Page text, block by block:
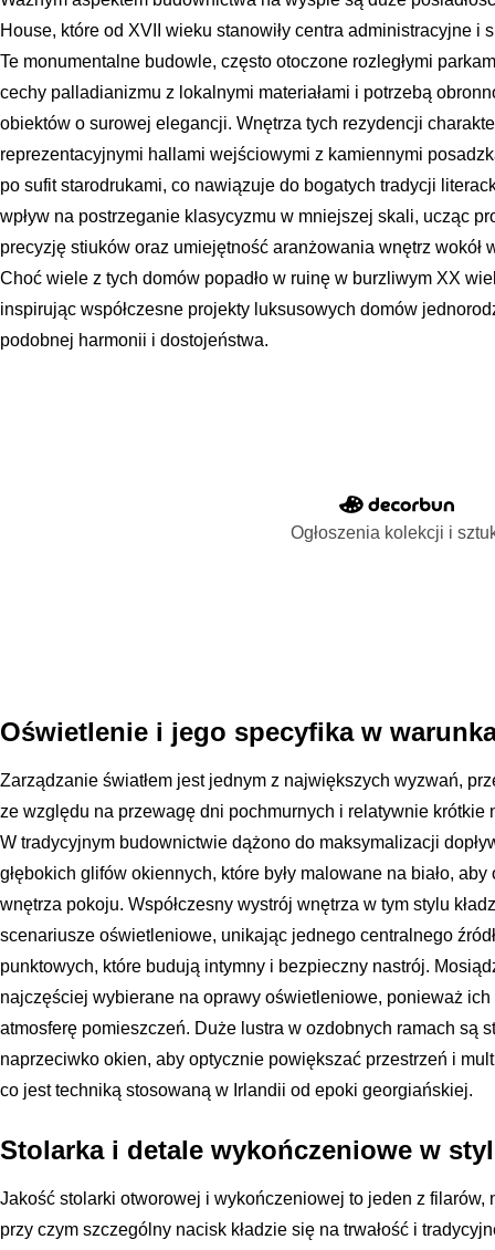
House, które od XVII wieku stanowiły centra administracyjne i
Te monumentalne budowle, często otoczone rozległymi
cechy palladianizmu z lokalnymi materiałami i potrzebą
obiektów o surowej elegancji. Wnętrza tych rezydencji
reprezentacyjnymi hallami wejściowymi z kamiennymi
po sufit starodrukami, co nawiązuje do bogatych tradycji
wpływ na postrzeganie klasycyzmu w mniejszej skali, ucząc
precyzję stiuków oraz umiejętność aranżowania wnętrz wokół
Choć wiele z tych domów popadło w ruinę w burzliwym XX
inspirując współczesne projekty luksusowych domów
podobnej harmonii i dostojeństwa.
Ogłoszenia kolekcji i
Oświetlenie i jego specyfika w
Zarządzanie światłem jest jednym z największych wyzwań,
ze względu na przewagę dni pochmurnych i relatywnie krótkie
W tradycyjnym budownictwie dążono do maksymalizacji
głębokich glifów okiennych, które były malowane na biało,
wnętrza pokoju. Współczesny wystrój wnętrza w tym stylu
scenariusze oświetleniowe, unikając jednego centralnego
punktowych, które budują intymny i bezpieczny nastrój.
najczęściej wybierane na oprawy oświetleniowe, ponieważ
atmosferę pomieszczeń. Duże lustra w ozdobnych ramach są
naprzeciwko okien, aby optycznie powiększać przestrzeń i
co jest techniką stosowaną w Irlandii od epoki georgiańskiej.
Stolarka i detale wykończeniowe w
Jakość stolarki otworowej i wykończeniowej to jeden z filarów,
przy czym szczególny nacisk kładzie się na trwałość i